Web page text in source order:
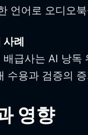
언어로 오디오
례
급사는 AI 낭
수용과 검증의
영향